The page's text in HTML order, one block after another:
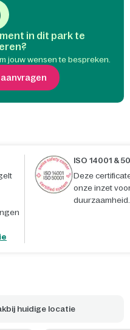
in dit park te
jouw wensen te bespreken.
ISO 14001 &
Deze
onze inzet
duurzaamheid.
huidige locatie